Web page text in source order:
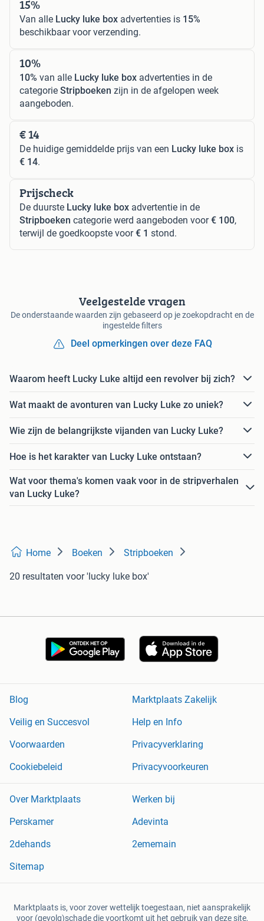
15%
Van alle Lucky luke box advertenties is 15%
beschikbaar voor verzending.
10%
10% van alle Lucky luke box advertenties in de
categorie Stripboeken zijn in de afgelopen week
aangeboden.
€ 14
De huidige gemiddelde prijs van een Lucky luke box is
€ 14.
Prijscheck
De duurste Lucky luke box advertentie in de
Stripboeken categorie werd aangeboden voor€ 100,
terwijl de goedkoopste voor€ 1 stond.
Veelgestelde vragen
De onderstaande waarden zijn gebaseerd op je zoekopdracht en de
ingestelde filters
Deel opmerkingen over deze FAQ
Waarom heeft Lucky Luke altijd een revolver bij zich?
Wat maakt de avonturen van Lucky Luke zo uniek?
Wie zijn de belangrijkste vijanden van Lucky Luke?
Hoe is het karakter van Lucky Luke ontstaan?
Wat voor thema's komen vaak voor in de stripverhalen
van Lucky Luke?
Home Boeken Stripboeken
20 resultaten voor 'lucky luke box'
Blog
Marktplaats Zakelijk
Veilig en Succesvol
Help en Info
Voorwaarden
Privacyverklaring
Cookiebeleid
Privacyvoorkeuren
Over Marktplaats
Werken bij
Perskamer
Adevinta
2dehands
2ememain
Sitemap
Marktplaats is, voor zover wettelijk toegestaan, niet aansprakelijk
voor (gevolg)schade die voortkomt uit het gebruik van deze site,